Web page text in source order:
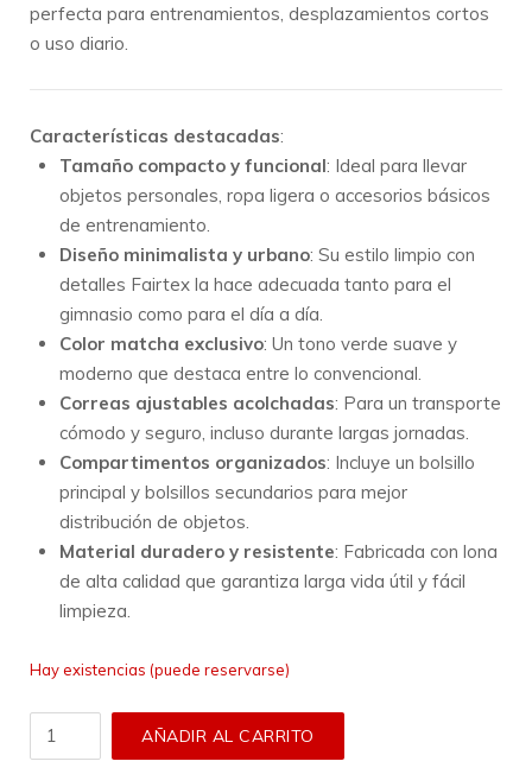
perfecta para entrenamientos, desplazamientos cortos
o uso diario.
Características destacadas:
Tamaño compacto y funcional: Ideal para llevar
objetos personales, ropa ligera o accesorios básicos
de entrenamiento.
Diseño minimalista y urbano: Su estilo limpio con
detalles Fairtex la hace adecuada tanto para el
gimnasio como para el día a día.
Color matcha exclusivo: Un tono verde suave y
moderno que destaca entre lo convencional.
Correas ajustables acolchadas: Para un transporte
cómodo y seguro, incluso durante largas jornadas.
Compartimentos organizados: Incluye un bolsillo
principal y bolsillos secundarios para mejor
distribución de objetos.
Material duradero y resistente: Fabricada con lona
de alta calidad que garantiza larga vida útil y fácil
limpieza.
Hay existencias (puede reservarse)
Bolsa
AÑADIR AL CARRITO